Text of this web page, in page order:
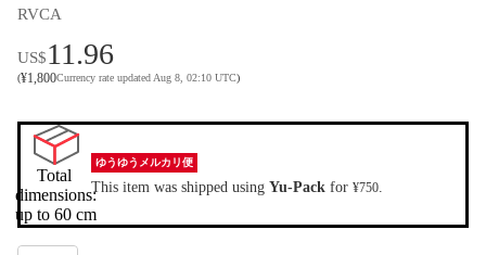
RVCA
US$11.96
(¥1,800Currency rate updated Aug 8, 02:10 UTC)
Total
dimensions:
up to 60 cm
ゆうゆうメルカリ便
This item was shipped using Yu-Pack for ¥750.